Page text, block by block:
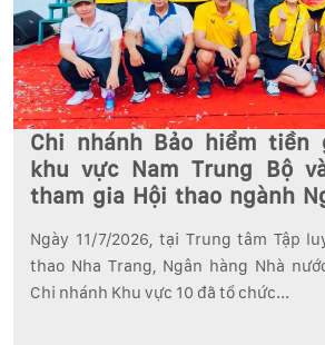
Chi nhánh Bảo hiểm tiền
khu vực Nam Trung Bộ
tham gia Hội thao ngành
Ngày 11/7/2026, tại Trung tâm Tập
thao Nha Trang, Ngân hàng Nhà
Chi nhánh Khu vực 10 đã tổ chức...